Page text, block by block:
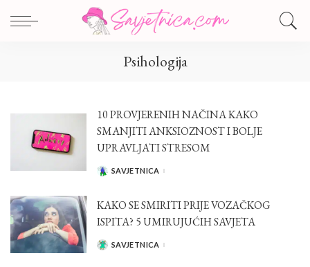
Psihologija
10 PROVJERENIH NAČINA KAKO
SMANJITI ANKSIOZNOST I BOLJE
UPRAVLJATI STRESOM
POSTED
SAVJETNICA
KAKO SE SMIRITI PRIJE VOZAČKOG
ISPITA? 5 UMIRUJUĆIH SAVJETA
POSTED
SAVJETNICA